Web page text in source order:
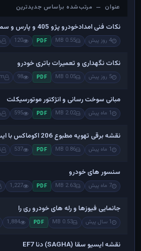
عنوان — مرتب‌شده براساس جدیدترین
عنوان — مرتب‌شده براساس جدیدترین
نکات فنی امدادخودرو پژو 405 و پارس و سمند
4 روز پیش 0.55 MB
PDF
120
نکات نگهداری و تعمیرات باتری خودرو
5 روز پیش 0.05 MB
PDF
98
مبانی سوخت رسانی و انژکتور موتورسیکلت
1 ماه پیش 2.02 MB
PDF
595
نقشه برقی تهویه مطبوع 206 اکوماکس با ایسیو MAW
1 ماه پیش 0.86 MB
PDF
537
سنسور های خودرو
7 ماه پیش 2.63 MB
PDF
1,227
جانمایی فیوزها و رله های خودرو ری را
1 سال پیش 0.53 MB
PDF
1,884
نقشه ایسیو سقا (SAGHA) دنا EF7